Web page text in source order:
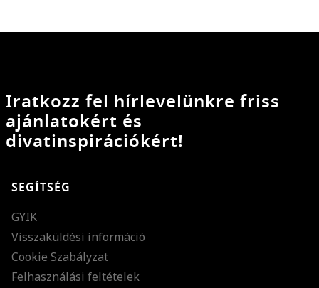
Iratkozz fel hírlevelünkre friss
ajánlatokért és
divatinspirációkért!
SEGÍTSÉG
GYIK
Visszaküldési információ
Cookie Szabályzat
Felhasználási feltételek